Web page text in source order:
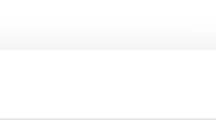
voor sensor. Voor
M4 F x 1/8” F x 1/4” F.
1" (ISO 228-1) F, einduitgang,